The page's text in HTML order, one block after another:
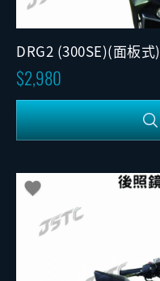
DRG2 (300SE)(面板式)
2,980